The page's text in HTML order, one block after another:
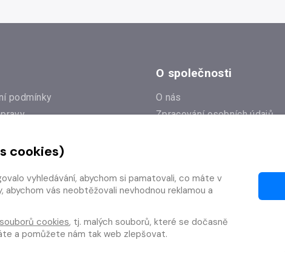
podmínky
od smlouvy
O společnosti
O nás
Zpracování osobních údajů
cookies)
vyhledávání, abychom si pamatovali, co máte v
vás neobtěžovali nevhodnou reklamou a
cookies, tj. malých souborů, které se dočasně
a pomůžete nám tak web zlepšovat.